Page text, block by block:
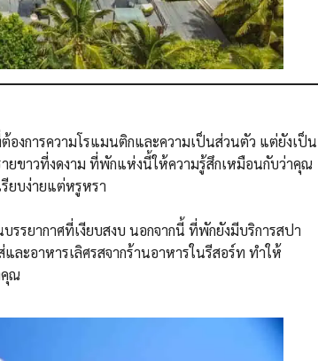
งการความโรแมนติกและความเป็นส่วนตัว แต่ยังเป็น
ขาวที่งดงาม ที่พักแห่งนี้ให้ความรู้สึกเหมือนกับว่าคุณ
ยบง่ายแต่หรูหรา
รยากาศที่เงียบสงบ นอกจากนี้ ที่พักยังมีบริการสปา
ละอาหารเลิศรสจากร้านอาหารในรีสอร์ท ทำให้
ณ